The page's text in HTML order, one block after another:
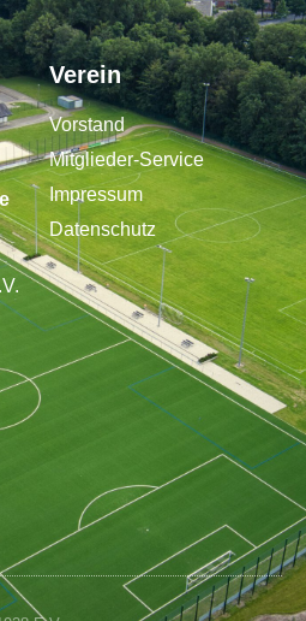
Verein
Vorstand
Mitglieder-Service
Impressum
Datenschutz